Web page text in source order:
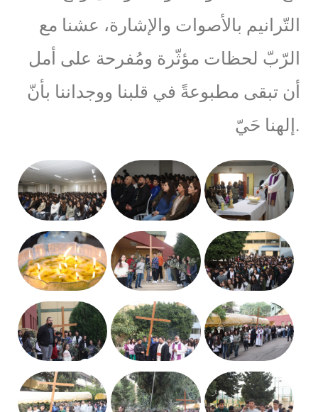
التّرانيم بالأصوات والإشارة، عشنا مع
الرّبّ لحظات مؤثّرة ومُفرحة على أمل
أن تبقى مطبوعةً في قلبنا ووجداننا بأنّ
إلهنا حَيّ.